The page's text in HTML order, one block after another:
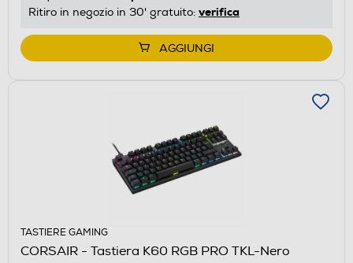
Ritiro in negozio in 30' gratuito: verifica
AGGIUNGI
TASTIERE GAMING
CORSAIR - Tastiera K60 RGB PRO TKL-Nero